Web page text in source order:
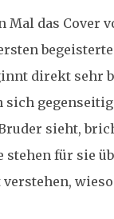
Mal das Cover
direkt sehr
sich
sieht,
für sie
verstehen,